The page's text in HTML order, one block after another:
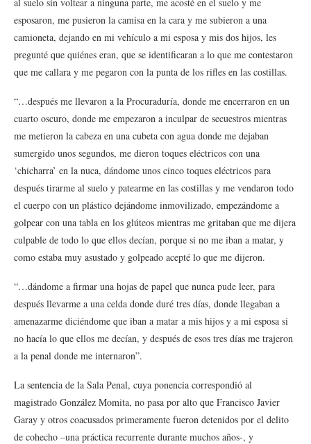
esposaron, me pusieron la camisa en la cara y me subieron a una
camioneta, dejando en mi vehículo a mi esposa y mis dos hijos, les
pregunté que quiénes eran, que se identificaran a lo que me contestaron
que me callara y me pegaron con la punta de los rifles en las costillas.
“…después me llevaron a la Procuraduría, donde me encerraron en un
cuarto oscuro, donde me empezaron a inculpar de secuestros mientras
me metieron la cabeza en una cubeta con agua donde me dejaban
sumergido unos segundos, me dieron toques eléctricos con una
‘chicharra’ en la nuca, dándome unos cinco toques eléctricos para
después tirarme al suelo y patearme en las costillas y me vendaron todo
el cuerpo con un plástico dejándome inmovilizado, empezándome a
golpear con una tabla en los glúteos mientras me gritaban que me dijera
culpable de todo lo que ellos decían, porque si no me iban a matar, y
como estaba muy asustado y golpeado acepté lo que me dijeron.
“…dándome a firmar una hojas de papel que nunca pude leer, para
después llevarme a una celda donde duré tres días, donde llegaban a
amenazarme diciéndome que iban a matar a mis hijos y a mi esposa si
no hacía lo que ellos me decían, y después de esos tres días me trajeron
a la penal donde me internaron”.
La sentencia de la Sala Penal, cuya ponencia correspondió al
magistrado González Momita, no pasa por alto que Francisco Javier
Garay y otros coacusados primeramente fueron detenidos por el delito
de cohecho –una práctica recurrente durante muchos años-, y